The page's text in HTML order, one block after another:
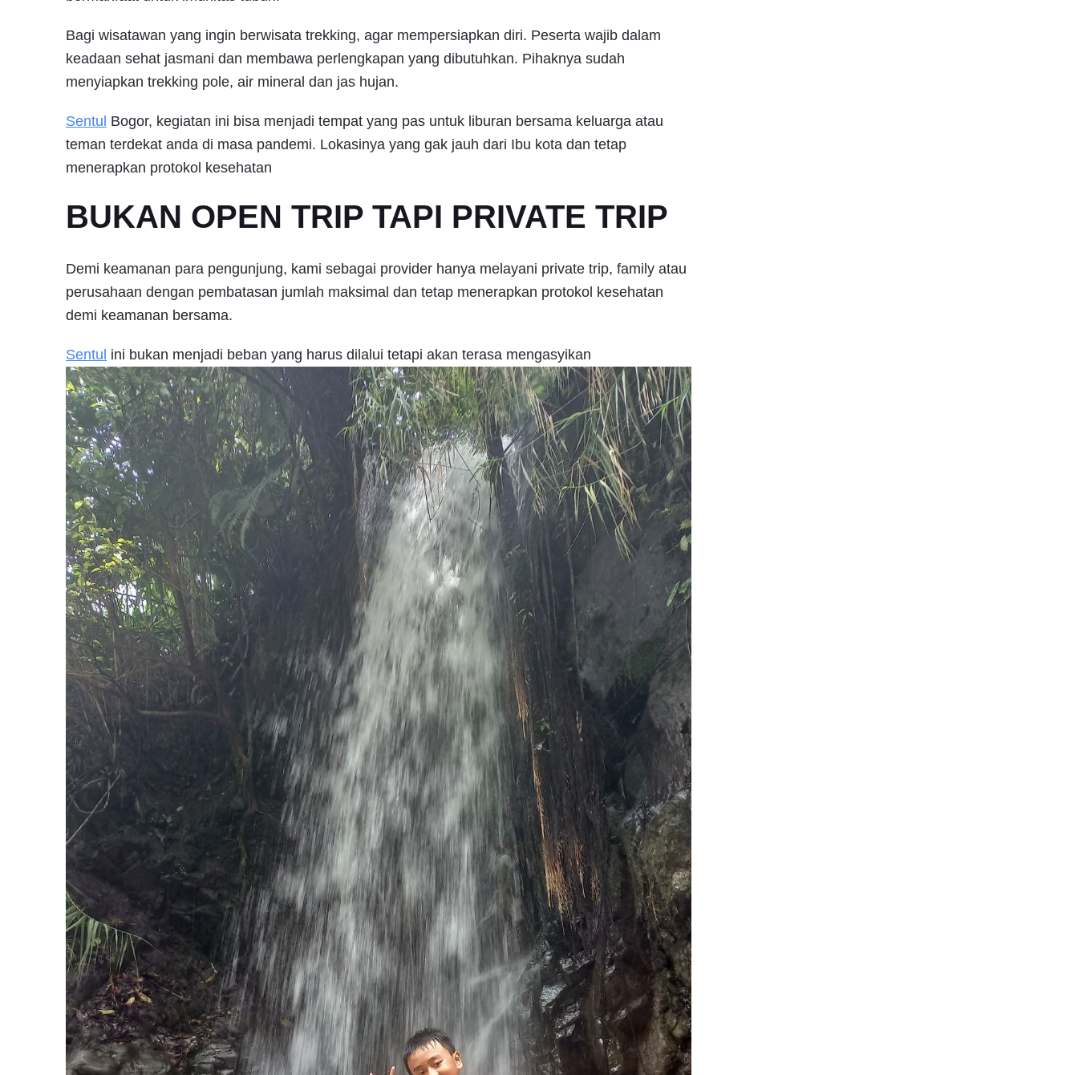
Bagi wisatawan yang ingin berwisata trekking, agar mempersiapkan diri. Peserta wajib dalam
keadaan sehat jasmani dan membawa perlengkapan yang dibutuhkan. Pihaknya sudah
menyiapkan trekking pole, air mineral dan jas hujan.
Sentul Bogor, kegiatan ini bisa menjadi tempat yang pas untuk liburan bersama keluarga atau
teman terdekat anda di masa pandemi. Lokasinya yang gak jauh dari Ibu kota dan tetap
menerapkan protokol kesehatan
BUKAN OPEN TRIP TAPI PRIVATE TRIP
Demi keamanan para pengunjung, kami sebagai provider hanya melayani private trip, family atau
perusahaan dengan pembatasan jumlah maksimal dan tetap menerapkan protokol kesehatan
demi keamanan bersama.
Sentul ini bukan menjadi beban yang harus dilalui tetapi akan terasa mengasyikan